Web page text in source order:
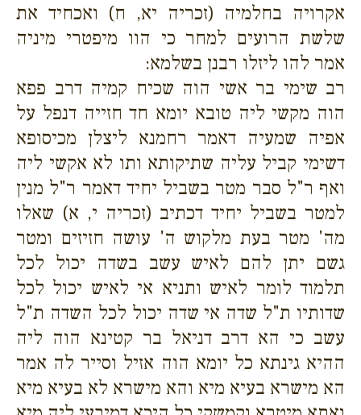
אקרויה בחלמיה (זכריה יא, ח) ואכחיד את
שלשת הרועים למחר כי הוו מיפטרי מיניה
אמר להו ליזלו רבנן בשלמא:
רב שימי בר אשי הוה שכיח קמיה דרב פפא
הוה מקשי ליה טובא יומא חד חזייה דנפל על
אפיה שמעיה דאמר רחמנא ליצלן מכיסופא
דשימי קביל עליה שתיקותא ותו לא אקשי ליה
ואף ר"ל סבר מטר בשביל יחיד דאמר ר"ל מנין
למטר בשביל יחיד דכתיב (זכריה י, א) שאלו
מה' מטר בעת מלקוש ה' עושה חזיזים ומטר
גשם יתן להם לאיש עשב בשדה יכול לכל
תלמוד לומר לאיש ותניא אי לאיש יכול לכל
שדותיו ת"ל שדה אי שדה יכול לכל השדה ת"ל
עשב כי הא דרב דניאל בר קטינא הוה ליה
ההיא גינתא כל יומא הוה אזיל וסייר לה אמר
הא מישרא בעיא מיא והא מישרא לא בעיא מיא